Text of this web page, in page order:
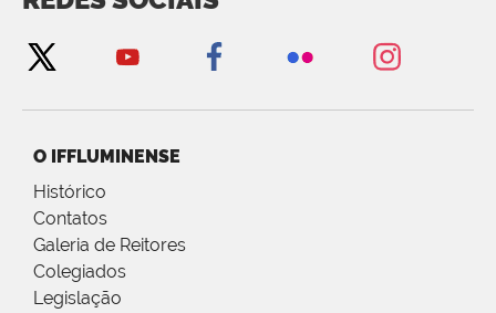
O IFFLUMINENSE
Histórico
Contatos
Galeria de Reitores
Colegiados
Legislação